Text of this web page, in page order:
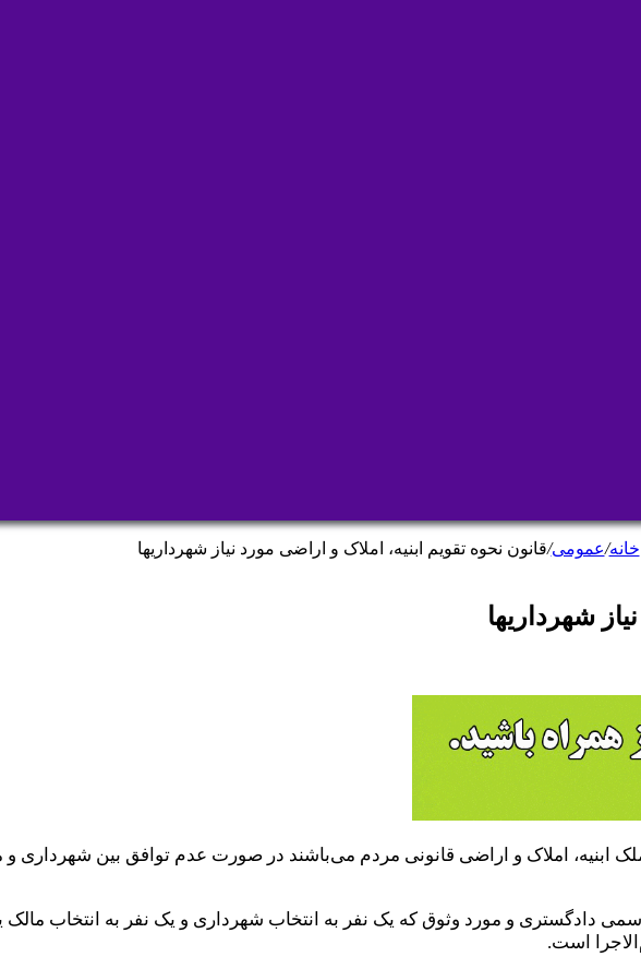
خانه/عمومی/قانون نحوه تقویم ابنیه، املاک و اراضی مورد نیاز شهرداریها
شهرداریها
ابنیه، املاک و اراضی قانونی مردم می‌باشند در صورت عدم توافق بین‌ شهرداری و
رسمی دادگستری و مورد وثوق که یک نفر به انتخاب شهرداری و یک نفر به انتخاب‌
است.